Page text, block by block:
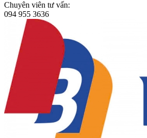
Chuyên viên tư vấn:
094 955 3636